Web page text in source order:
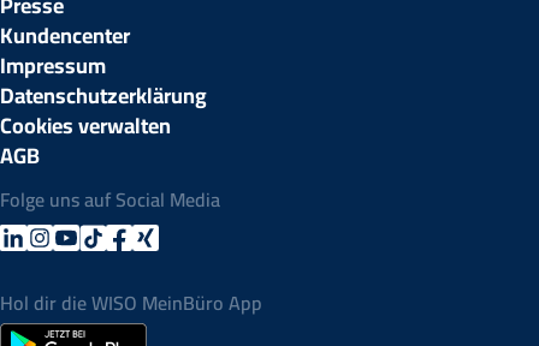
Kundencenter
Impressum
Datenschutzerklärung
Cookies verwalten
AGB
Folge uns auf Social Media
Hol dir die WISO MeinBüro App